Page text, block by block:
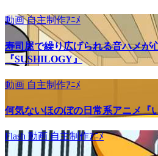
動画自主制作ｱﾆﾒ
寿司屋で繰り広げられる音ハメが
『SUSHILOGY』
動画 自主制作ｱﾆﾒ
何気ないほのぼの日常系アニメ『
Flash 動画自主制作ｱﾆﾒ